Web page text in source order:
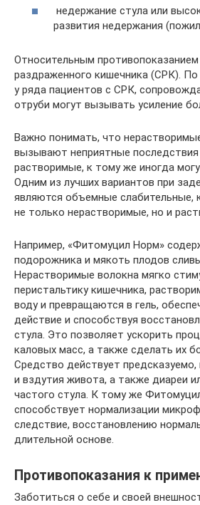
недержание стула или
развития недержания
Относительным
раздраженного кишечника (СРК).
у ряда пациентов с СРК,
отруби могут вызывать усиление
Важно понимать, что
вызывают неприятные
растворимые, к тому же иногда
Одним из лучших вариантов при
являются объемные слабительные,
не только нерастворимые, но и
Например, «Фитомуцил Норм»
подорожника и мякоть плодов
Нерастворимые волокна мягко
перистальтику кишечника,
воду и превращаются в гель,
действие и способствуя
стула. Это позволяет ускорить
каловых масс, а также сделать их
Средство действует
и вздутия живота, а также диареи
частого стула. К тому же
способствует нормализации
следствие, восстановлению
длительной основе.
Противопоказания к
Заботиться о себе и своей